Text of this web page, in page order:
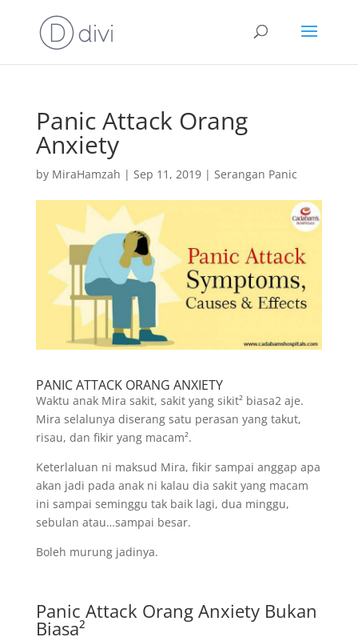
Panic Attack Orang
Anxiety
by MiraHamzah | Sep 11, 2019| Serangan Panic
PANIC ATTACK ORANG ANXIETY
Waktu anak Mira sakit, sakit yang sikit² biasa2 aje.
Mira selalunya diserang satu perasan yang takut,
risau, dan fikir yang macam².
Keterlaluan ni maksud Mira, fikir sampai anggap apa
akan jadi pada anak ni kalau dia sakit yang macam
ini sampai seminggu tak baik lagi, dua minggu,
sebulan atau…sampai besar.
Boleh murung jadinya.
Panic Attack Orang Anxiety Bukan
Biasa²